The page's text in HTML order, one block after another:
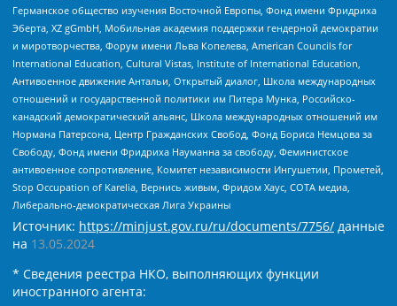
Германское общество изучения Восточной Европы, Фонд имени Фридриха
Эберта, XZ gGmbH, Мобильная академия поддержки гендерной демократии
и миротворчества, Форум имени Льва Копелева, American Councils for
International Education, Cultural Vistas, Institute of International Education,
Антивоенное движение Антальи, Открытый диалог, Школа международных
отношений и государственной политики им Питера Мунка, Российско-
канадский демократический альянс, Школа международных отношений им
Нормана Патерсона, Центр Гражданских Свобод, Фонд Бориса Немцова за
Свободу, Фонд имени Фридриха Науманна за свободу, Феминистское
антивоенное сопротивление, Комитет независимости Ингушетии, Прометей,
Stop Occupation of Karelia, Вернись живым, Фридом Хаус, СОТА медиа,
Либерально-демократическая Лига Украины
Источник: https://minjust.gov.ru/ru/documents/7756/ данные
на 13.05.2024
* Сведения реестра НКО, выполняющих функции
иностранного агента: